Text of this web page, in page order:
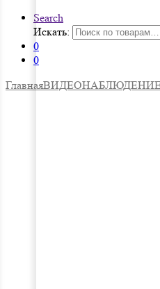
Search
Искать:
0
0
Главная